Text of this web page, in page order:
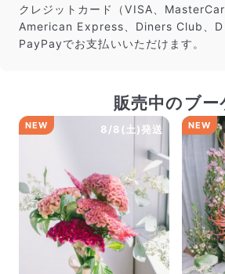
クレジットカード（VISA、
American Express、Diners Club、
PayPayでお支払いいただけます。
販売中のブー
8/8(土)発送
NEW NEW